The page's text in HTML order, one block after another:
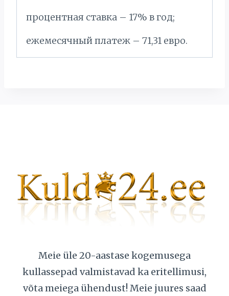
процентная ставка – 17% в год;
ежемесячный платеж – 71,31 евро.
Meie üle 20-aastase kogemusega
kullassepad valmistavad ka eritellimusi,
võta meiega ühendust! Meie juures saad